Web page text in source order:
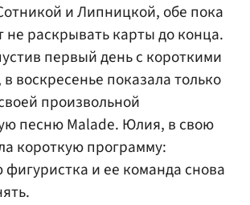
и Липницкой, обе пока
раскрывать карты до конца.
первый день с короткими
воскресенье показала только
произвольной
песню Malade. Юлия, в свою
короткую программу:
и ее команда снова